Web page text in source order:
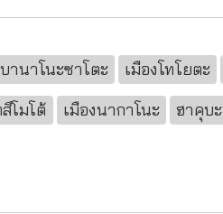
านาโนะซาโตะ เมืองโทโยตะ
โมโต้ เมืองนากาโนะ ฮาคุบะ